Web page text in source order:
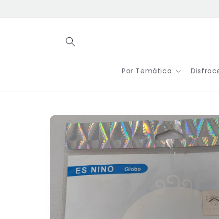
al contenido
Por Temática
directamente
a la
información
del producto